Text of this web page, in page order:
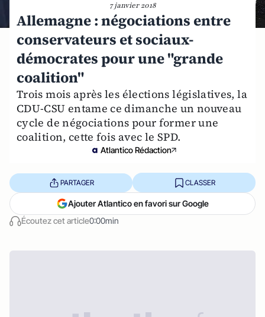
7 janvier 2018
Allemagne : négociations entre
conservateurs et sociaux-
démocrates pour une "grande
coalition"
Trois mois après les élections législatives, la
CDU-CSU entame ce dimanche un nouveau
cycle de négociations pour former une
coalition, cette fois avec le SPD.
Atlantico Rédaction
Écoutez cet article0:00min
PARTAGER CLASSER
Ajouter Atlantico en favori sur Google